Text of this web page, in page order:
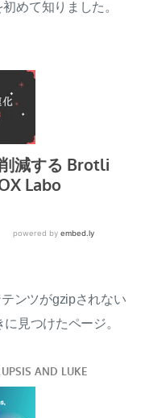
めて知りました。
ンツがgzipされない
見つけたページ。